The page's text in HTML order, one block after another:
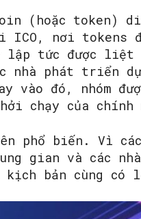
(hoặc token)
ICO, nơi tokens
lập tức được liệt
nhà phát triển
vào đó, nhóm
chạy của chính
phổ biến. Vì
gian và các
bản cùng có